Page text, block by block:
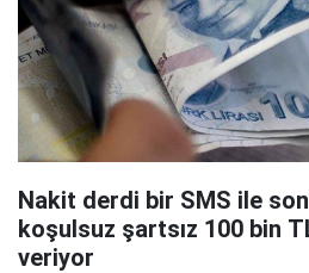
Nakit derdi bir SMS ile
koşulsuz şartsız 100 bin
veriyor